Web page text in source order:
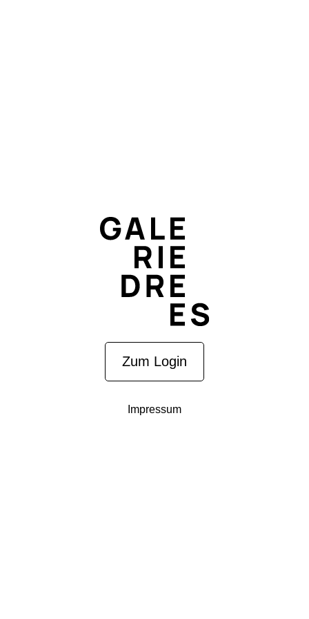
Zum Login
Impressum